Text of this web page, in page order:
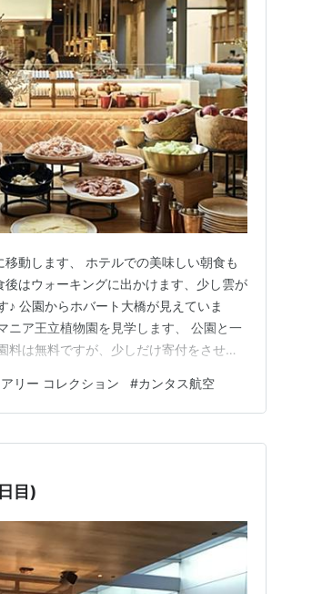
動します、 ホテルでの美味しい朝食も
はウォーキングに出かけます、少し雲が
♪ 公園からホバート大橋が見えていま
ニア王立植物園を見学します、 公園と一
は無料ですが、少しだけ寄付をさせて
どもありました！ 公園の出口には、タ
…
リー コレクション #カンタス航空
目)